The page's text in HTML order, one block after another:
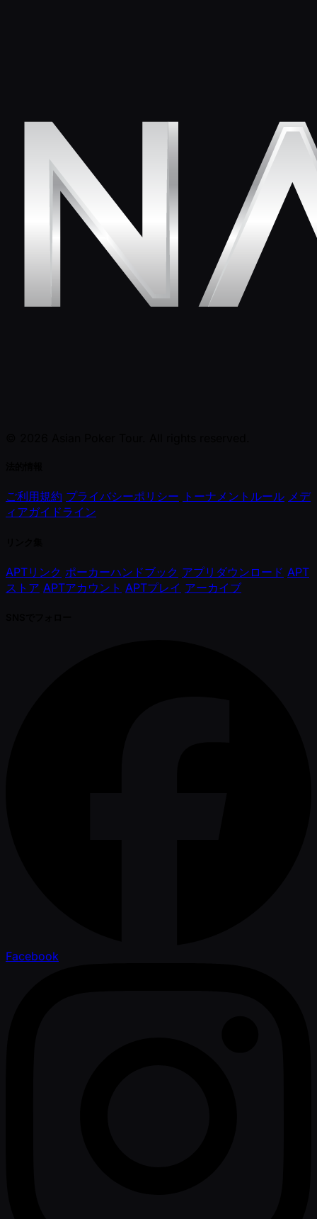
ご利用規約 プライバシーポリシー トーナメントルール メデ
ィアガイドライン
APTリンク ポーカーハンドブック アプリダウンロード APT
ストア APTアカウント APTプレイ アーカイブ
Facebook